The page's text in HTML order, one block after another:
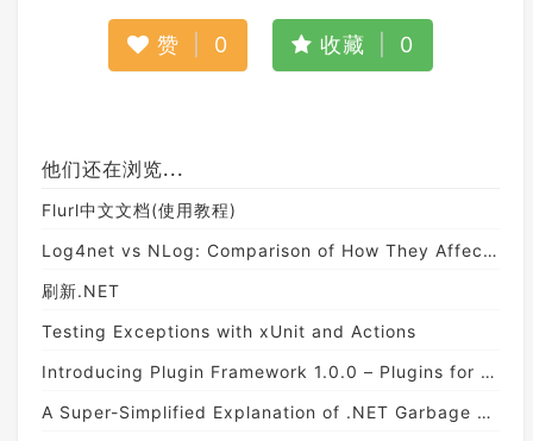
赞 0 收藏 0
他们还在浏览...
Flurl中文文档(使用教程)
Log4net vs NLog: Comparison of How They Affect Codebases - NDepend
刷新.NET
Testing Exceptions with xUnit and Actions
Introducing Plugin Framework 1.0.0 – Plugins for .NET apps including Blazor and ASP.NET Core with built-in support for Nuget
A Super-Simplified Explanation of .NET Garbage Collection